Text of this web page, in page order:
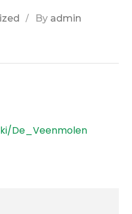
By admin
De_Veenmolen